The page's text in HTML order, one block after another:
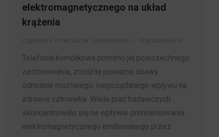
elektromagnetycznego na układ
krążenia
Telefonia komórkowa pomimo jej powszechnego
zastosowania, zrodziła poważne obawy
odnośnie możliwego, niepożądanego wpływu na
zdrowie człowieka. Wiele prac badawczych
skoncentrowało się na wpływie promieniowania
elektromagnetycznego emitowanego przez